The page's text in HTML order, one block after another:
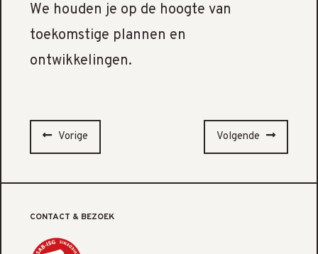
We houden je op de hoogte van
toekomstige plannen en
ontwikkelingen.
Vorige Volgende
CONTACT & BEZOEK